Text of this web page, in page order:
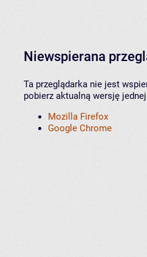
Niewspierana
Ta przeglądarka nie jest
pobierz aktualną wersję
Mozilla Firefox
Google Chrome